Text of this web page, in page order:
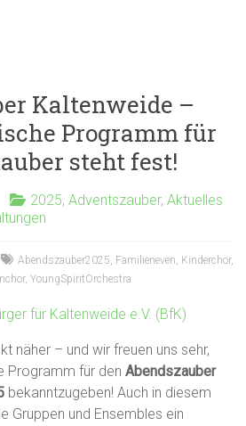
Kaltenweide –
Programm für
steht fest!
2025,Adventszauber,Aktuelles
Abendszauber2025, Familieneven, Kinderchor,
,YoungSpiritOrchestra
näher – und wir freuen uns sehr,
Programm für denAbendszauber
bekanntzugeben! Auch in diesem
Gruppen und Ensembles ein